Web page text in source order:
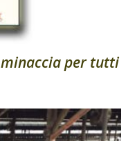
per tutti